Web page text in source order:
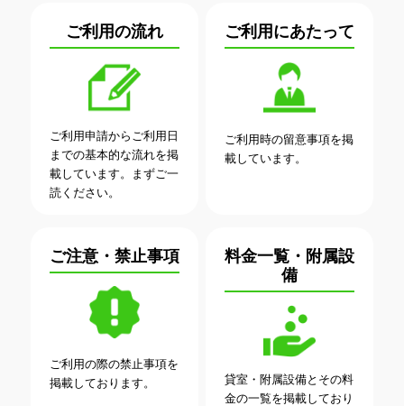
ご利用の流れ
ご利用申請からご利用日
までの基本的な流れを掲
載しています。まずご一
読ください。
ご利用にあたって
ご利用時の留意事項を掲
載しています。
ご注意・禁止事項
ご利用の際の禁止事項を
掲載しております。
料金一覧・附属設
備
貸室・附属設備とその料
金の一覧を掲載しており